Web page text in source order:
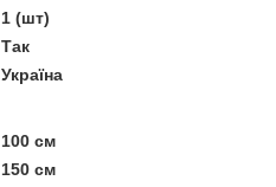
1 (шт)
Так
Україна
100 см
150 см